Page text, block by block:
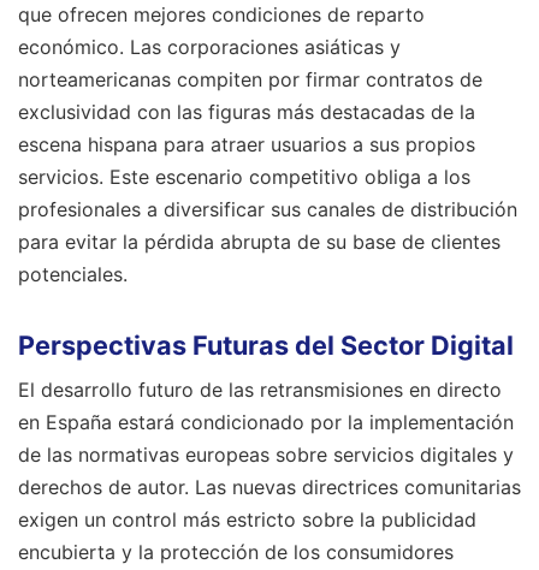
que ofrecen mejores condiciones de reparto
económico. Las corporaciones asiáticas y
norteamericanas compiten por firmar contratos de
exclusividad con las figuras más destacadas de la
escena hispana para atraer usuarios a sus propios
servicios. Este escenario competitivo obliga a los
profesionales a diversificar sus canales de distribución
para evitar la pérdida abrupta de su base de clientes
potenciales.
Perspectivas Futuras del Sector Digital
El desarrollo futuro de las retransmisiones en directo
en España estará condicionado por la implementación
de las normativas europeas sobre servicios digitales y
derechos de autor. Las nuevas directrices comunitarias
exigen un control más estricto sobre la publicidad
encubierta y la protección de los consumidores